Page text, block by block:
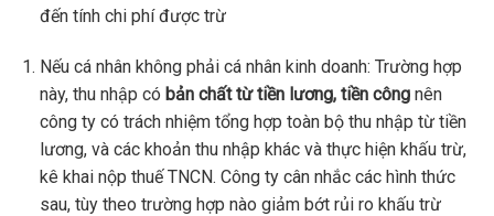
đến tính chi phí được trừ
Nếu cá nhân không phải cá nhân kinh doanh: Trường hợp
này, thu nhập có bản chất từ tiền lương, tiền côngnên
công ty có trách nhiệm tổng hợp toàn bộ thu nhập từ tiền
lương, và các khoản thu nhập khác và thực hiện khấu trừ,
kê khai nộp thuế TNCN. Công ty cân nhắc các hình thức
sau, tùy theo trường hợp nào giảm bớt rủi ro khấu trừ